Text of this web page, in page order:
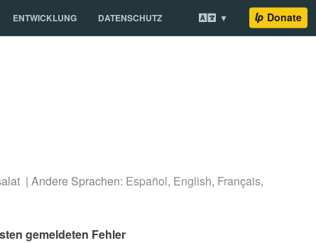
ENTWICKLUNG DATENSCHUTZ
| Andere Sprachen: Español, English, Français,
gemeldeten Fehler